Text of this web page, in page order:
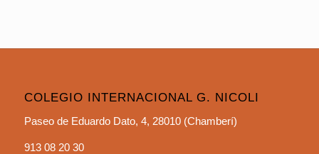
COLEGIO INTERNACIONAL G. NICOLI
Paseo de Eduardo Dato, 4, 28010 (Chamberí)
913 08 20 30